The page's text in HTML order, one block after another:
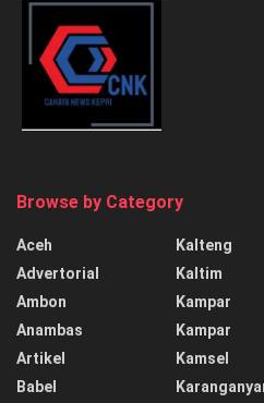
Browse by Category
Aceh
Advertorial
Ambon
Anambas
Artikel
Babel
Kalteng
Kaltim
Kampar
Kampar
Kamsel